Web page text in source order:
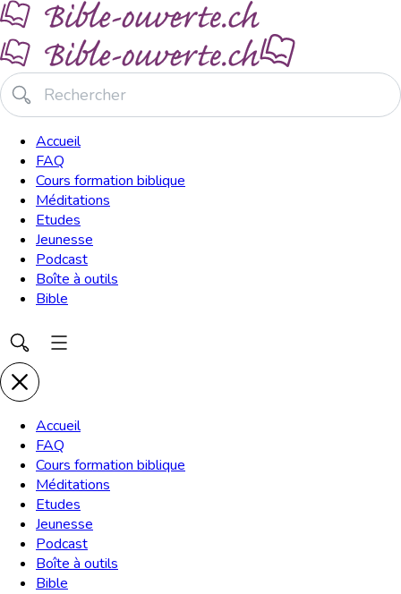
Accueil
FAQ
Cours formation biblique
Méditations
Etudes
Jeunesse
Podcast
Boîte à outils
Bible
Accueil
FAQ
Cours formation biblique
Méditations
Etudes
Jeunesse
Podcast
Boîte à outils
Bible